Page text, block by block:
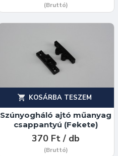
(Bruttó)
Szúnyogháló ajtó műanyag
csappantyú (Fekete)
370 Ft / db
(Bruttó)
KOSÁRBA TESZEM